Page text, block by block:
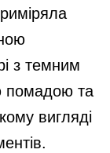
з темним
помадою та
вигляді